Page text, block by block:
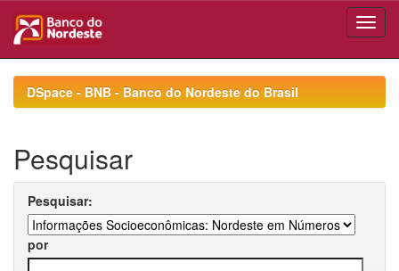
navigationDSpace - BNB - Banco do Nordeste do Brasil
Pesquisar
Pesquisar:
por